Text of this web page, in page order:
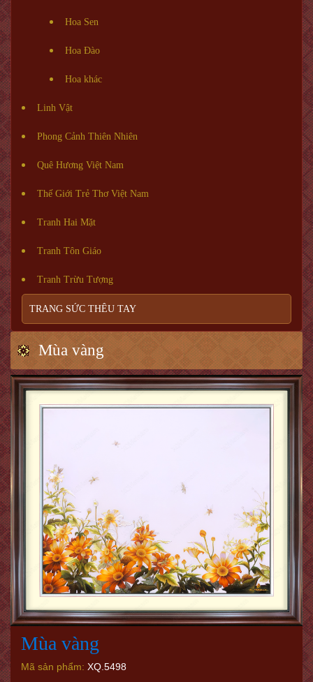
Hoa Sen
Hoa Đào
Hoa khác
Linh Vật
Phong Cảnh Thiên Nhiên
Quê Hương Việt Nam
Thế Giới Trẻ Thơ Việt Nam
Tranh Hai Mặt
Tranh Tôn Giáo
Tranh Trừu Tượng
TRANG SỨC THÊU TAY
Mùa vàng
Mùa vàng
Mã sản phẩm: XQ.5498